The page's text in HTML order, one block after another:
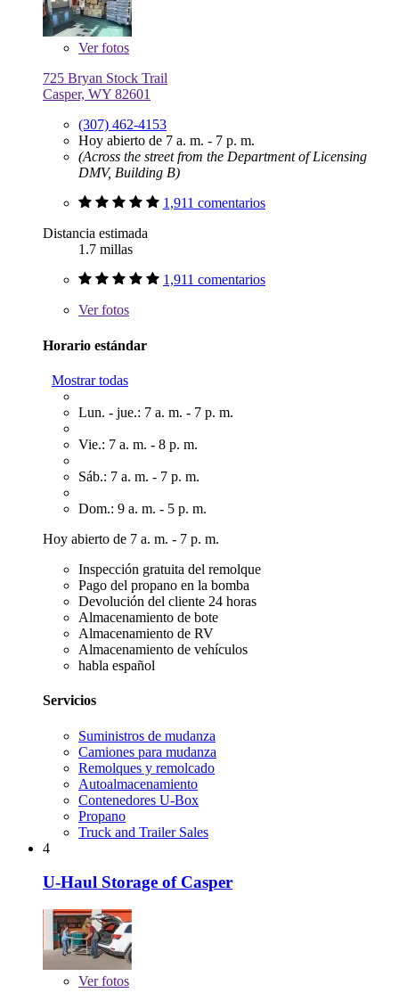
Verfotos
725 Bryan Stock Trail
Casper, WY 82601
(307) 462-4153
Hoy abierto de 7 a. m. - 7 p. m.
(Across the street from the Department of Licensing
DMV, Building B)
1,911 comentarios
Distancia estimada
1.7 millas
1,911 comentarios
Verfotos
Horario estándar
Mostrar todas
Lun. - jue.: 7 a. m. - 7 p. m.
Vie.: 7 a. m. - 8 p. m.
Sáb.: 7 a. m. - 7 p. m.
Dom.: 9 a. m. - 5 p. m.
Hoy abierto de 7 a. m. - 7 p. m.
Inspección gratuita del remolque
Pago del propano en la bomba
Devolución del cliente 24 horas
Almacenamiento de bote
Almacenamiento de RV
Almacenamiento de vehículos
habla español
Servicios
Suministros de mudanza
Camiones para mudanza
Remolques y remolcado
Autoalmacenamiento
Contenedores U-Box
Propano
Truck and Trailer Sales
4
U-Haul Storage of Casper
Verfotos